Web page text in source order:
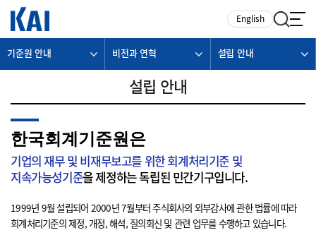
English
기준원 안내 비전과 연혁 설립 안내
설립 안내
한국회계기준원은
기업의 재무 및 비재무보고를 위한 회계처리기준 및
지속가능성기준을 제정하는 독립된 민간기구입니다.
1999년 9월 설립되어 2000년 7월부터 주식회사의 외부감사에 관한 법률에 따라
회계처리기준의 제정, 개정, 해석, 질의회신 및 관련 업무를 수행하고 있습니다.